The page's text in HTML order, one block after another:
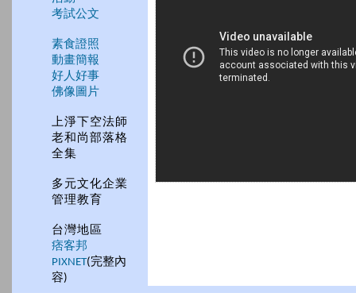
考試公文
素食證照
動畫簡報
好人好事
佛像圖片
上淨下空法師
老和尚部落格
全集
多元文化企業
管理教育
台灣地區
痞客邦
PIXNET(完整內
容)